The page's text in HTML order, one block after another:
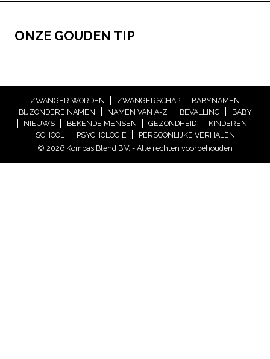
ONZE GOUDEN TIP
ZWANGER WORDEN ZWANGERSCHAP
BABYNAMEN
BIJZONDERE NAMEN
NAMEN VAN A-Z BEVALLING
BABY
NIEUWS
BEKENDE MENSEN GEZONDHEID
KINDEREN
SCHOOL
PSYCHOLOGIE
PERSOONLIJKE VERHALEN
© 2026 Kompas Blend B.V. - Alle rechten voorbehouden